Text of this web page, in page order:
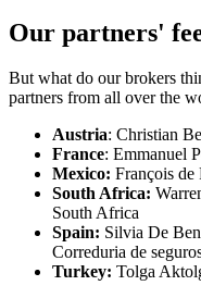
Our partners'
But what do our brokers
partners from all over the
Austria: Christian
France: Emmanuel
Mexico: François
South Africa:
South Africa
Spain: Silvia De
Correduria de
Turkey: Tolga